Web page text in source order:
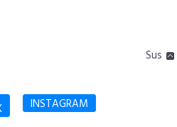
Sus
INSTAGRAM